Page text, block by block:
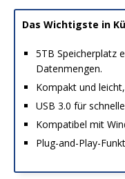
Das Wichtigste in
5TB Speicherplatz
Datenmengen.
Kompakt und
USB 3.0 für
Kompatibel mit
Plug-and-Play-